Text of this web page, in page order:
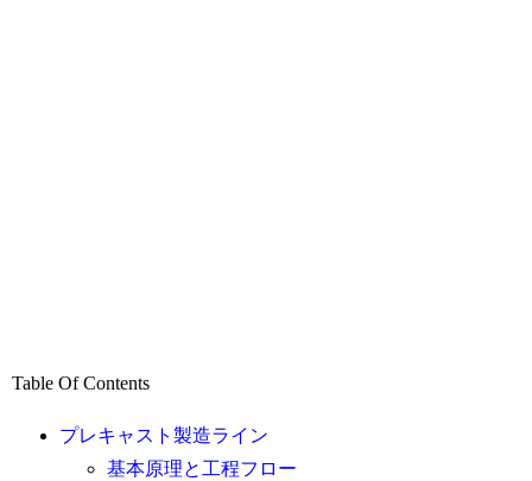
Table Of Contents
プレキャスト製造ライン
基本原理と工程フロー